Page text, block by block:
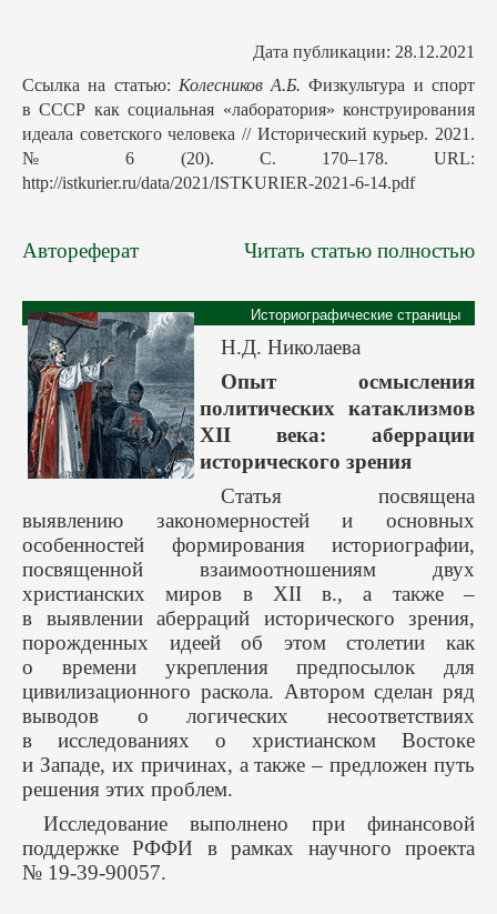
Дата публикации: 28.12.2021
Ссылка на статью: Колесников А.Б. Физкультура и спорт
в СССР как социальная «лаборатория» конструирования
идеала советского человека // Исторический курьер. 2021.
№ 6 (20). С. 170–178. URL:
http://istkurier.ru/data/2021/ISTKURIER-2021-6-14.pdf
Автореферат Читать статью полностью
Историографические страницы
Н.Д. Николаева
Опыт осмысления
политических катаклизмов
XII века: аберрации
исторического зрения
Статья посвящена
выявлению закономерностей и основных
особенностей формирования историографии,
посвященной взаимоотношениям двух
христианских миров в XII в., а также –
в выявлении аберраций исторического зрения,
порожденных идеей об этом столетии как
о времени укрепления предпосылок для
цивилизационного раскола. Автором сделан ряд
выводов о логических несоответствиях
в исследованиях о христианском Востоке
и Западе, их причинах, а также – предложен путь
решения этих проблем.
Исследование выполнено при финансовой
поддержке РФФИ в рамках научного проекта
№ 19-39-90057.